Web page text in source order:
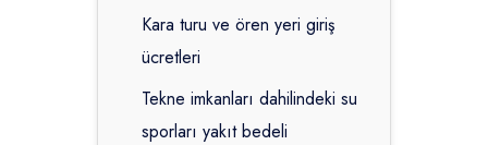
Kara turu ve ören yeri giriş
ücretleri
Tekne imkanları dahilindeki su
sporları yakıt bedeli